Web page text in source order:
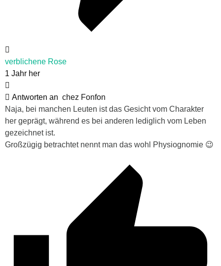
verblichene Rose
1 Jahr her
Antworten an chez Fonfon
Naja, bei manchen Leuten ist das Gesicht vom Charakter
her geprägt, während es bei anderen lediglich vom Leben
gezeichnet ist.
Großzügig betrachtet nennt man das wohl
Physiognomie 😉